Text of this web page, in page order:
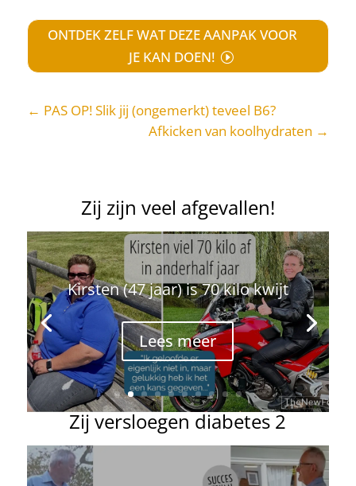
ONTDEK ZELF WAT DEZE AANPAK VOOR
JE KAN DOEN!
← PAS OP! Slik jij (ongemerkt) teveel B6?
Afkicken van koolhydraten →
Zij zijn veel afgevallen!
Kirsten (47 jaar) is 70 kilo kwijt
Lees meer
Zij versloegen diabetes 2